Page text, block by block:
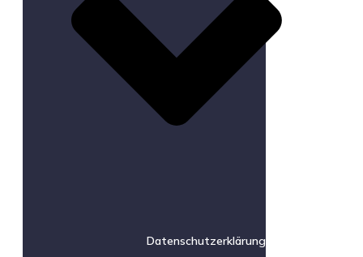
Datenschutzerklärung